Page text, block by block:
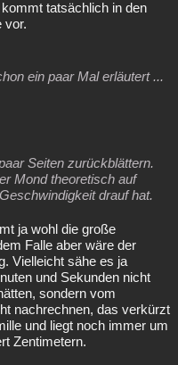
tatsächlich in den
vor.
ein paar Mal erläutert ...
Seiten zurückblättern.
Mond theoretisch auf
drauf hat.
ja wohl die große
Falle aber wäre der
Vielleicht sähe es ja
und Sekunden nicht
sondern vom
nachrechnen, das verkürzt
und liegt noch immer um
Zentimetern.